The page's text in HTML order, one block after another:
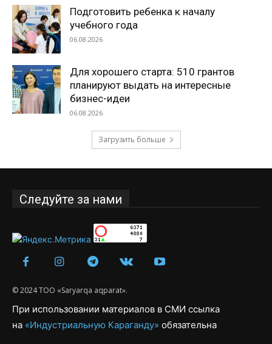
Подготовить ребенка к началу
учебного года
06.08.2026
Для хорошего старта: 510 грантов
планируют выдать на интересные
бизнес-идеи
06.08.2026
Загрузить больше
Следуйте за нами
© 2024 ТОО «Saryarqa aqparat».
При использовании материалов в СМИ ссылка
на «Индустриальную Караганду» обязательна